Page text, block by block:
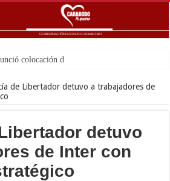
colocación de más de mil 500
de Libertador detuvo a trabajadores de
detuvo
de Inter con